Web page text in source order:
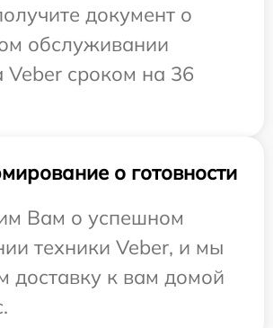
документ о
обслуживании
Veber сроком на 36
о готовности
Вам о успешном
техники Veber, и мы
доставку к вам домой